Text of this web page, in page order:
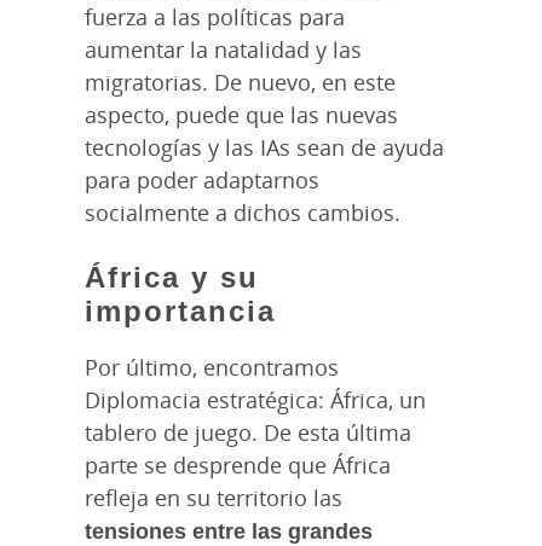
fuerza a las políticas para
aumentar la natalidad y las
migratorias. De nuevo, en este
aspecto, puede que las nuevas
tecnologías y las IAs sean de ayuda
para poder adaptarnos
socialmente a dichos cambios.
África y su
importancia
Por último, encontramos
Diplomacia estratégica: África, un
tablero de juego. De esta última
parte se desprende que África
refleja en su territorio las
tensiones entre las grandes